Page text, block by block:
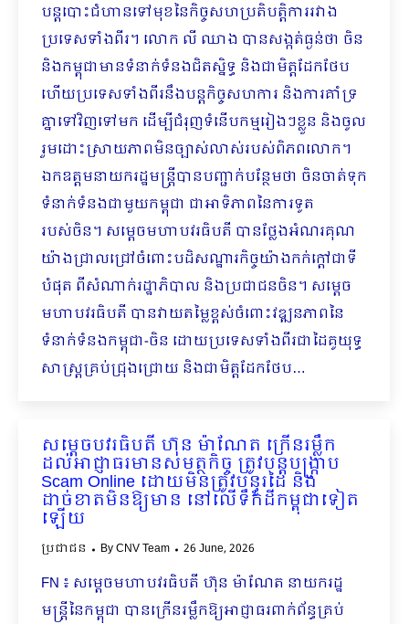
បន្តបោះជំហានទៅមុខនៃកិច្ចសហប្រតិបត្តិការរវាង
ប្រទេសទាំងពីរ។ លោក លី ឈាង បានសង្កត់ធ្ងន់ថា ចិន
និងកម្ពុជាមានទំនាក់ទំនងជិតស្និទ្ធ និងជាមិត្តដែកថែប
ហើយប្រទេសទាំងពីរនឹងបន្តកិច្ចសហការ និងការគាំទ្រ
គ្នាទៅវិញទៅមក ដើម្បីជំរុញទំនើបកម្មរៀងៗខ្លួន និងចូល
រួមដោះស្រាយភាពមិនច្បាស់លាស់របស់ពិភពលោក។
ឯកឧត្តមនាយករដ្ឋមន្ត្រីបានបញ្ជាក់បន្ថែមថា ចិនចាត់ទុក
ទំនាក់ទំនងជាមួយកម្ពុជា ជាអាទិភាពនៃការទូត
របស់ចិន។ សម្តេចមហាបវរធិបតី បានថ្លែងអំណរគុណ
យ៉ាងជ្រាលជ្រៅចំពោះបដិសណ្ឋារកិច្ចយ៉ាងកក់ក្ដៅជាទី
បំផុត ពីសំណាក់រដ្ឋាភិបាល និងប្រជាជនចិន។ សម្តេច
មហាបវរធិបតី បានវាយតម្លៃខ្ពស់ចំពោះវឌ្ឍនភាពនៃ
ទំនាក់ទំនងកម្ពុជា-ចិន ដោយប្រទេសទាំងពីរជាដៃគូយុទ្ធ
សាស្ត្រគ្រប់ជ្រុងជ្រោយ និងជាមិត្តដែកថែប…
សម្តេចបវរធិបតី ហ៊ុន ម៉ាណែត ក្រើនរម្លឹក
ដល់អាជ្ញាធរមានសមត្ថកិច្ច ត្រូវបន្តបង្ក្រាប
Scam Online ដោយមិនត្រូវបន្ធូរដៃ និង
ដាច់ខាតមិនឱ្យមាន​ នៅលើទឹកដីកម្ពុជាទៀត
ឡើយ
ប្រជាជន ByCNV Team 26 June, 2026
FN ៖ សម្តេចមហាបវរធិបតី ហ៊ុន ម៉ាណែត នាយករដ្ឋ
មន្ត្រីនៃកម្ពុជា បានក្រើនរម្លឹកឱ្យអាជ្ញាធរពាក់ព័ន្ធគ្រប់